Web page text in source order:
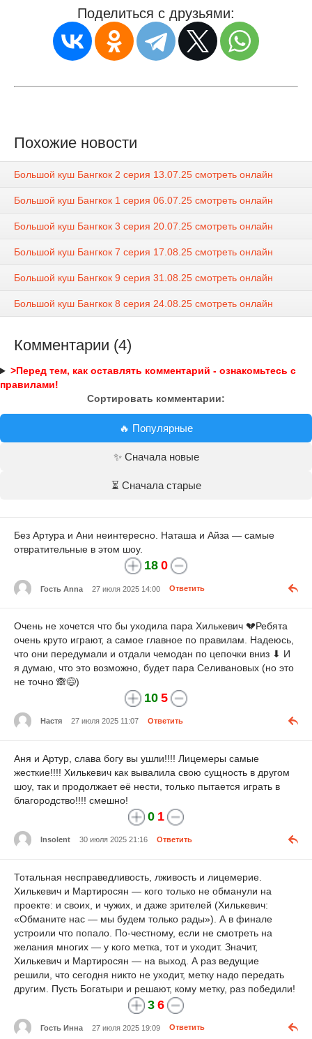
Поделиться с друзьями:
Похожие новости
Большой куш Бангкок 2 серия 13.07.25 смотреть онлайн
Большой куш Бангкок 1 серия 06.07.25 смотреть онлайн
Большой куш Бангкок 3 серия 20.07.25 смотреть онлайн
Большой куш Бангкок 7 серия 17.08.25 смотреть онлайн
Большой куш Бангкок 9 серия 31.08.25 смотреть онлайн
Большой куш Бангкок 8 серия 24.08.25 смотреть онлайн
Комментарии (4)
>Перед тем, как оставлять комментарий - ознакомьтесь с
правилами!
Сортировать комментарии:
🔥 Популярные
✨ Сначала новые
⏳ Сначала старые
Без Артура и Ани неинтересно. Наташа и Айза — самые
отвратительные в этом шоу.
18 0
Гость Anna 27 июля 2025 14:00 Ответить
Очень не хочется что бы уходила пара Хилькевич 💔Ребята
очень круто играют, а самое главное по правилам. Надеюсь,
что они передумали и отдали чемодан по цепочки вниз ⬇ И
я думаю, что это возможно, будет пара Селивановых (но это
не точно 🙈😅)
10 5
Настя 27 июля 2025 11:07 Ответить
Аня и Артур, слава богу вы ушли!!!! Лицемеры самые
жесткие!!!! Хилькевич как вывалила свою сущность в другом
шоу, так и продолжает её нести, только пытается играть в
благородство!!!! смешно!
0 1
Insolent 30 июля 2025 21:16 Ответить
Тотальная несправедливость, лживость и лицемерие.
Хилькевич и Мартиросян — кого только не обманули на
проекте: и своих, и чужих, и даже зрителей (Хилькевич:
«Обманите нас — мы будем только рады»). А в финале
устроили что попало. По-честному, если не смотреть на
желания многих — у кого метка, тот и уходит. Значит,
Хилькевич и Мартиросян — на выход. А раз ведущие
решили, что сегодня никто не уходит, метку надо передать
другим. Пусть Богатыри и решают, кому метку, раз победили!
3 6
Гость Инна 27 июля 2025 19:09 Ответить